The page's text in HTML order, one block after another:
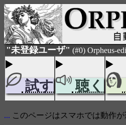
"未登録ユーザ" (#0) Orpheus-
試す 聴く
... このページはスマホでは動作